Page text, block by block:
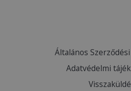
Általános
Adatvédelmi